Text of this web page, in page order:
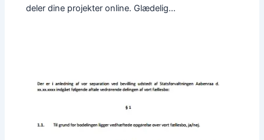
deler dine projekter online. Glædelig…